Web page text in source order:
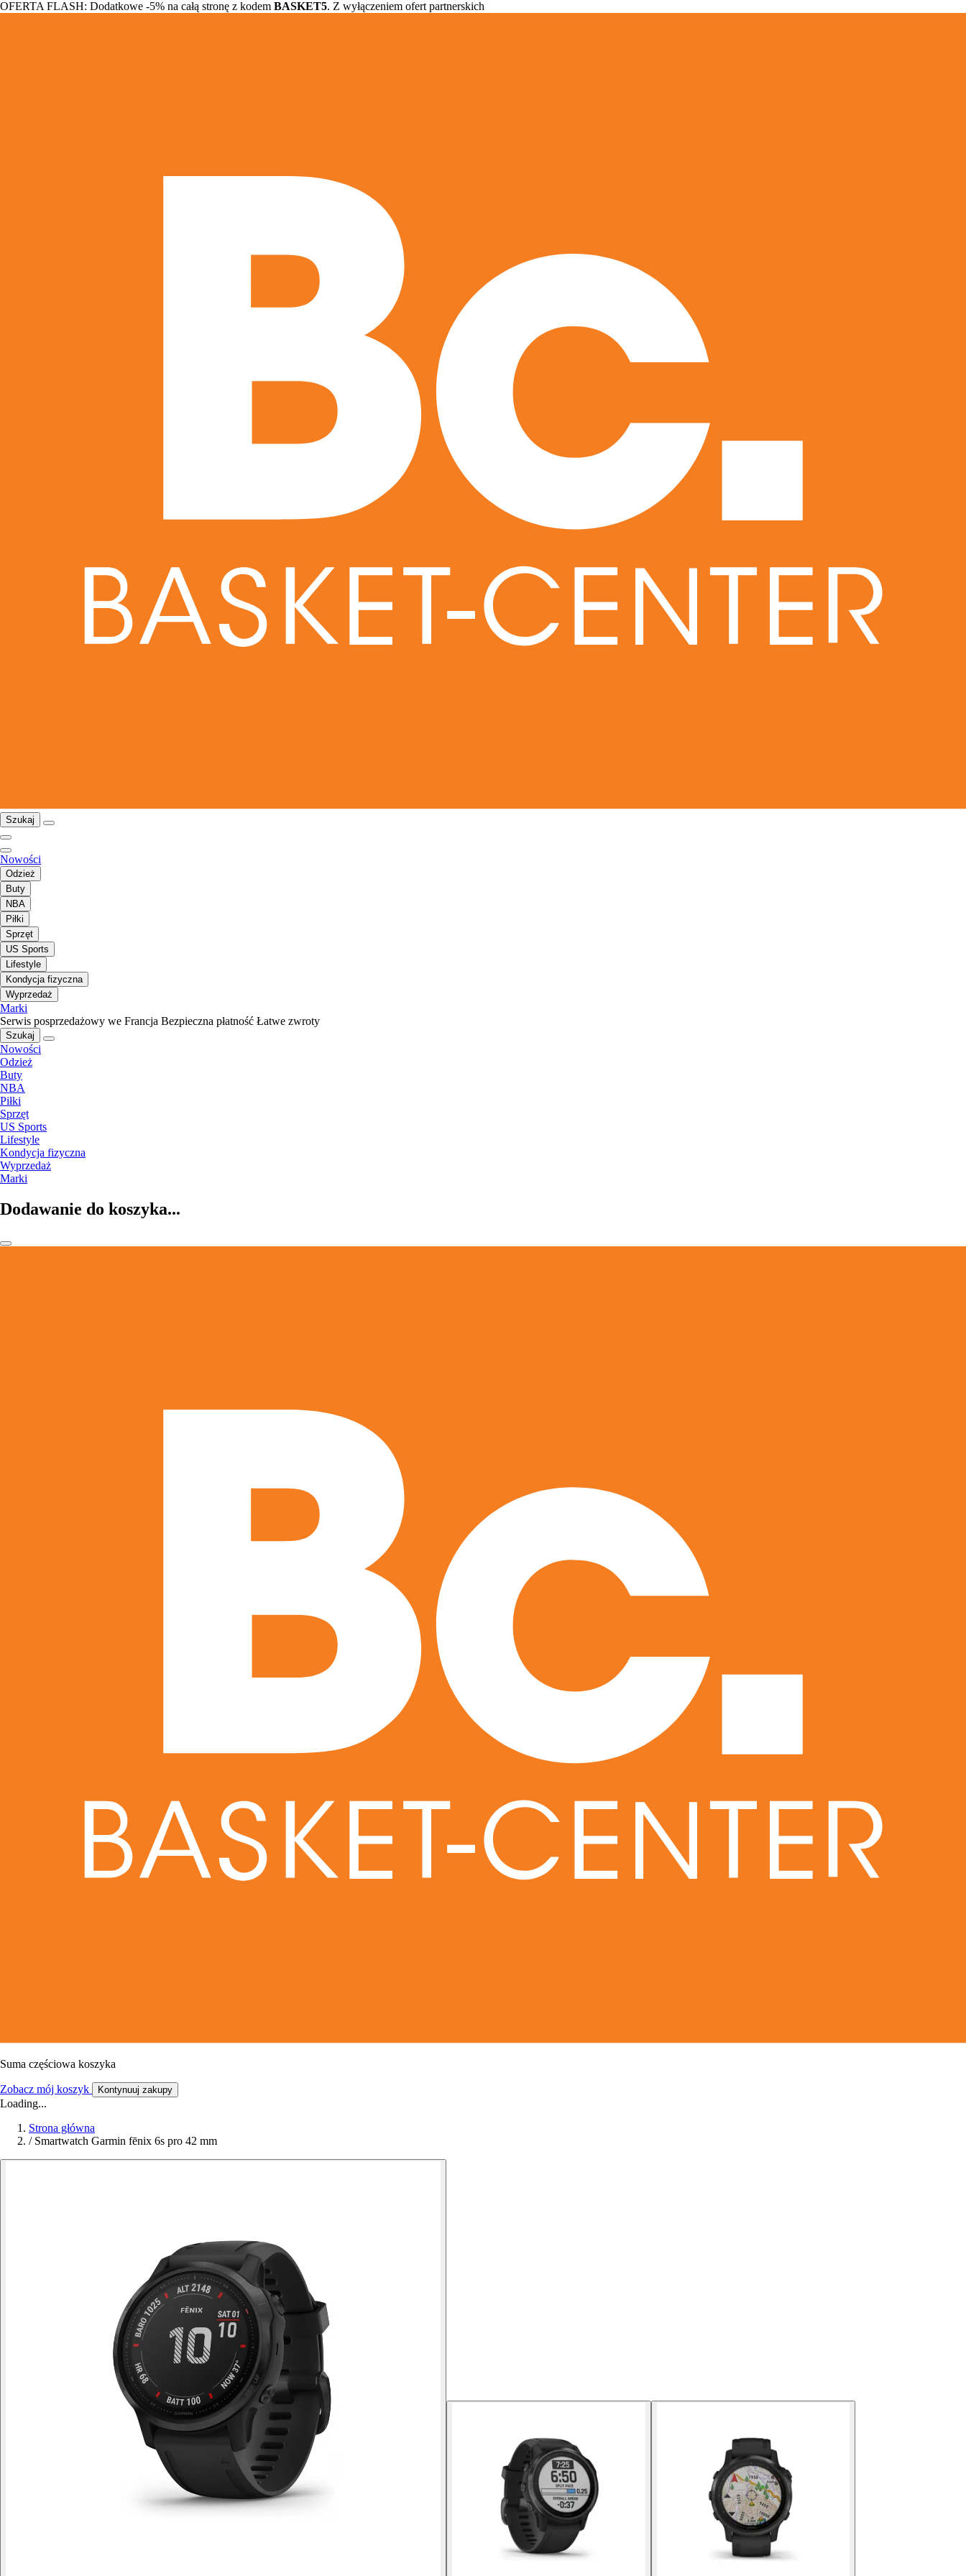
OFERTA FLASH: Dodatkowe -5% na całą stronę z kodem BASKET5. Z wyłączeniem ofert partnerskich
Szukaj
Nowości
Odzież
Buty
NBA
Piłki
Sprzęt
US Sports
Lifestyle
Kondycja fizyczna
Wyprzedaż
Marki
Serwis posprzedażowy we Francja Bezpieczna płatność Łatwe zwroty
Szukaj
Nowości
Odzież
Buty
NBA
Piłki
Sprzęt
US Sports
Lifestyle
Kondycja fizyczna
Wyprzedaż
Marki
Dodawanie do koszyka...
Suma częściowa koszyka
Zobacz mój koszyk Kontynuuj zakupy
Loading...
Strona główna
/ Smartwatch Garmin fēnix 6s pro 42 mm